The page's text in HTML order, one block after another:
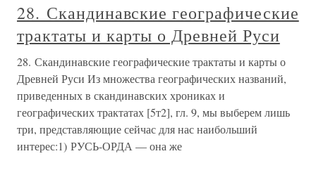
28. Скандинавские географические
трактаты и карты о Древней Руси
28. Скандинавские географические трактаты и карты о
Древней Руси Из множества географических названий,
приведенных в скандинавских хрониках и
географических трактатах [5т2], гл. 9, мы выберем лишь
три, представляющие сейчас для нас наибольший
интерес:1) РУСЬ-ОРДА — она же